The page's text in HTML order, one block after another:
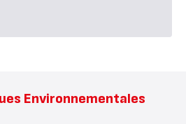
Environnementales